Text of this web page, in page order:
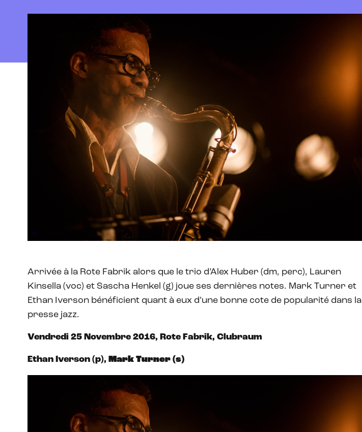
Arrivée à la Rote Fabrik alors que le trio d’Alex Huber (dm, perc), Lauren
Kinsella (voc) et Sascha Henkel (g) joue ses dernières notes. Mark Turner et
Ethan Iverson bénéficient quant à eux d’une bonne cote de popularité dans la
presse jazz.
Vendredi 25 Novembre 2016, Rote Fabrik, Clubraum
Ethan Iverson (p), Mark Turner (s)